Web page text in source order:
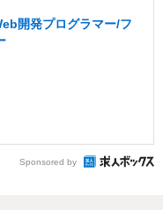
開発プログラマー/フ
Sponsored by